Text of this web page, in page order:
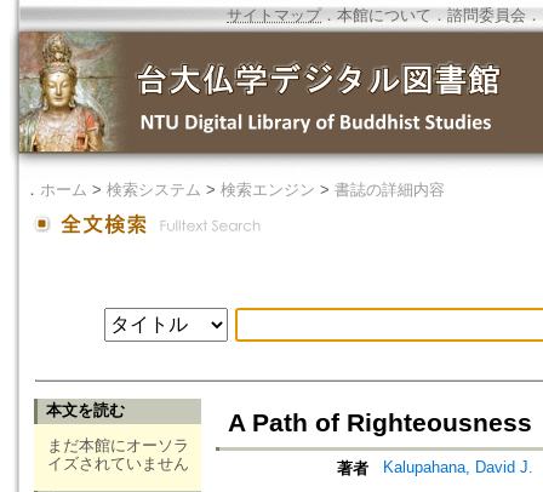
サイトマップ．本館について ． 諮問委員会 ．
． ホーム > 検索システム > 検索エンジン > 書誌の詳細内容
本文を読む
まだ本館にオーソラ
イズされていません
A Path of Righteousness
著者 Kalupahana, David J.